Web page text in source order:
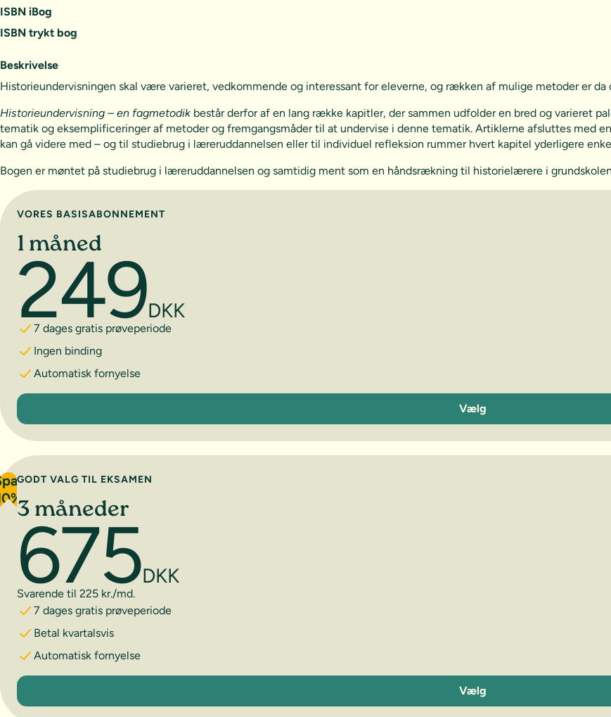
ISBN iBog
ISBN trykt bog
Beskrivelse
Historieundervisningen skal være varieret, vedkommende og interessant for eleverne, og rækken af mulige metoder er da
Historieundervisning – en fagmetodik består derfor af en lang række kapitler, der sammen udfolder en bred og varieret
tematik og eksemplificeringer af metoder og fremgangsmåder til at undervise i denne tematik. Artiklerne afsluttes med
kan gå videre med – og til studiebrug i læreruddannelsen eller til individuel refleksion rummer hvert kapitel yderligere
Bogen er møntet på studiebrug i læreruddannelsen og samtidig ment som en håndsrækning til historielærere i
Vælg abonnement
VORES BASISABONNEMENT
1 måned
249DKK
7 dages gratis prøveperiode
Ingen binding
Automatisk fornyelse
1 måned
Vælg
GODT VALG TIL EKSAMEN
3 måneder
675DKK
Svarende til 225 kr./md.
7 dages gratis prøveperiode
Betal kvartalsvis
Automatisk fornyelse
3 måneder
Vælg